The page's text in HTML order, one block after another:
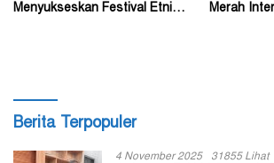
Menyukseskan Festival Etnik
Merah
Berita Terpopuler
4 November 2025 31855 Lihat